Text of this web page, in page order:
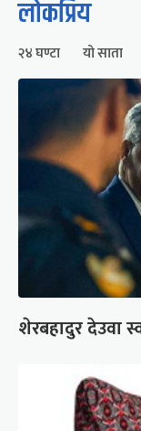
लोकप्रिय
२४ घण्टा यो साता
शेरबहादुर देउवा